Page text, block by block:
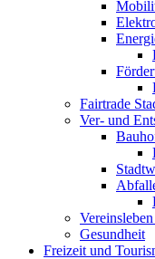
Fairtrade
Ver- und
Gesundheit
Freizeit und